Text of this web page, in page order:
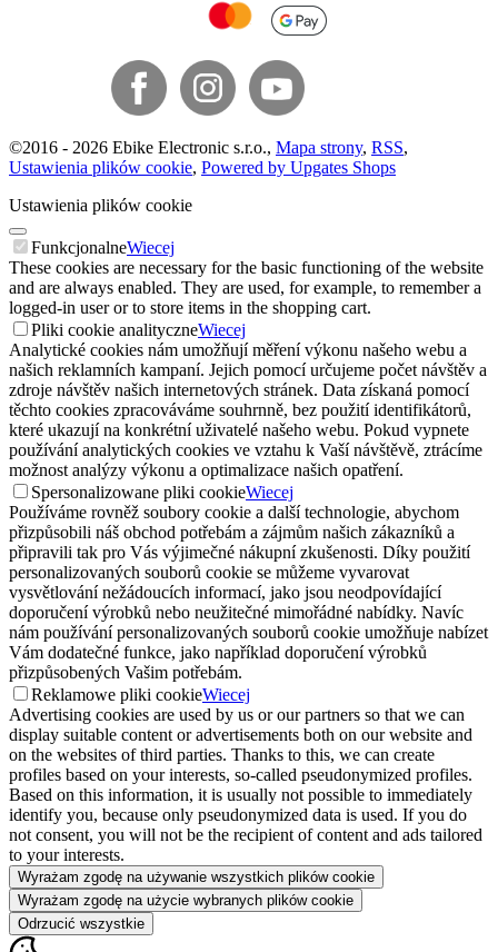
©2016 - 2026 Ebike Electronic s.r.o., Mapa strony, RSS,
Ustawienia plików cookie, Powered by Upgates Shops
Ustawienia plików cookie
FunkcjonalneWiecej
These cookies are necessary for the basic functioning of the website
and are always enabled. They are used, for example, to remember a
logged-in user or to store items in the shopping cart.
Pliki cookie analityczneWiecej
Analytické cookies nám umožňují měření výkonu našeho webu a
našich reklamních kampaní. Jejich pomocí určujeme počet návštěv a
zdroje návštěv našich internetových stránek. Data získaná pomocí
těchto cookies zpracováváme souhrnně, bez použití identifikátorů,
které ukazují na konkrétní uživatelé našeho webu. Pokud vypnete
používání analytických cookies ve vztahu k Vaší návštěvě, ztrácíme
možnost analýzy výkonu a optimalizace našich opatření.
Spersonalizowane pliki cookieWiecej
Používáme rovněž soubory cookie a další technologie, abychom
přizpůsobili náš obchod potřebám a zájmům našich zákazníků a
připravili tak pro Vás výjimečné nákupní zkušenosti. Díky použití
personalizovaných souborů cookie se můžeme vyvarovat
vysvětlování nežádoucích informací, jako jsou neodpovídající
doporučení výrobků nebo neužitečné mimořádné nabídky. Navíc
nám používání personalizovaných souborů cookie umožňuje nabízet
Vám dodatečné funkce, jako například doporučení výrobků
přizpůsobených Vašim potřebám.
Reklamowe pliki cookieWiecej
Advertising cookies are used by us or our partners so that we can
display suitable content or advertisements both on our website and
on the websites of third parties. Thanks to this, we can create
profiles based on your interests, so-called pseudonymized profiles.
Based on this information, it is usually not possible to immediately
identify you, because only pseudonymized data is used. If you do
not consent, you will not be the recipient of content and ads tailored
to your interests.
Wyrażam zgodę na używanie wszystkich plików cookie
Wyrażam zgodę na użycie wybranych plików cookie
Odrzucić wszystkie